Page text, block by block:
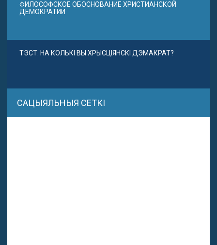
ФИЛОСОФСКОЕ ОБОСНОВАНИЕ ХРИСТИАНСКОЙ
ДЕМОКРАТИИ
ТЭСТ. НА КОЛЬКІ ВЫ ХРЫСЦІЯНСКІ ДЭМАКРАТ?
САЦЫЯЛЬНЫЯ СЕТКІ